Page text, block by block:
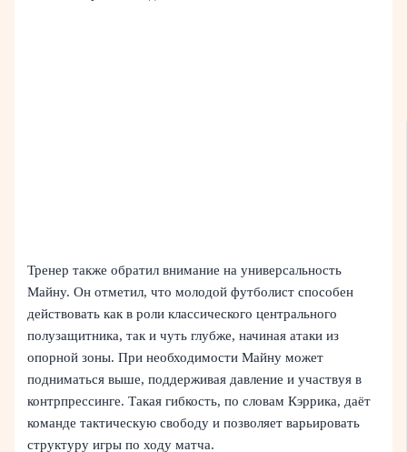
Тренер также обратил внимание на универсальность
Майну. Он отметил, что молодой футболист способен
действовать как в роли классического центрального
полузащитника, так и чуть глубже, начиная атаки из
опорной зоны. При необходимости Майну может
подниматься выше, поддерживая давление и участвуя в
контрпрессинге. Такая гибкость, по словам Кэррика, даёт
команде тактическую свободу и позволяет варьировать
структуру игры по ходу матча.